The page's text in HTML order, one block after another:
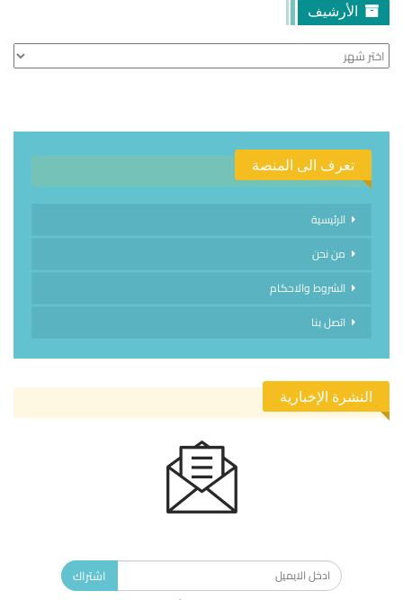
الأرشيف
الأرشيف
تعرف الى المنصة
الرئيسية
من نحن
الشروط والاحكام
اتصل بنا
النشرة الإخبارية
اشتراك